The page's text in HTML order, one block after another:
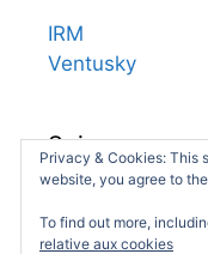
IRM
Ventusky
Suivez-nous
Privacy & Cookies: This
website, you agree to
To find out more,
relative aux cookies